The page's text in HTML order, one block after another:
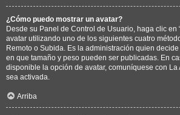
¿Cómo puedo mostrar un avatar?
Desde su Panel de Control de Usuario, haga clic en
avatar utilizando uno de los siguientes cuatro
Remoto o Subida. Es la administración quien
en que tamaño y peso pueden ser publicadas. En
disponible la opción de avatar, comuníquese con La
sea activada.
Arriba